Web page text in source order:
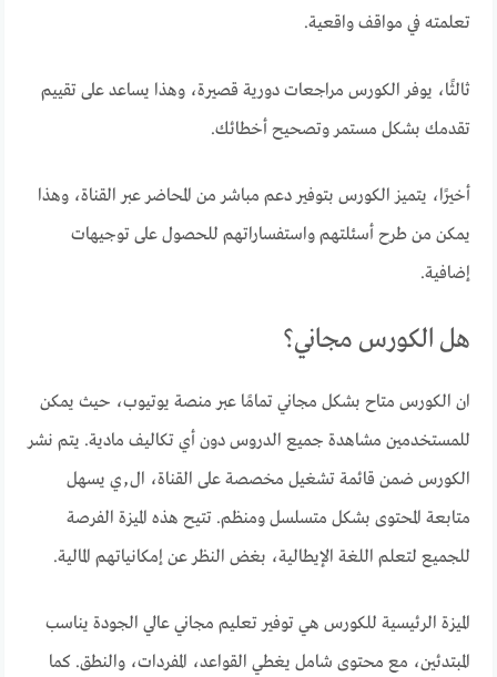
تعلمته في مواقف واقعية.
ثالثًا، يوفر الكورس مراجعات دورية قصيرة، وهذا يساعد على تقييم
تقدمك بشكل مستمر وتصحيح أخطائك.
أخيرًا، يتميز الكورس بتوفير دعم مباشر من المحاضر عبر القناة، وهذا
يمكن من طرح أسئلتهم واستفساراتهم للحصول على توجيهات
إضافية.
هل الكورس مجاني؟
ان الكورس متاح بشكل مجاني تمامًا عبر منصة يوتيوب، حيث يمكن
للمستخدمين مشاهدة جميع الدروس دون أي تكاليف مادية. يتم نشر
الكورس ضمن قائمة تشغيل مخصصة على القناة، ال٫ي يسهل
متابعة المحتوى بشكل متسلسل ومنظم. تتيح هذه الميزة الفرصة
للجميع لتعلم اللغة الإيطالية، بغض النظر عن إمكانياتهم المالية.
الميزة الرئيسية للكورس هي توفير تعليم مجاني عالي الجودة يناسب
المبتدئين، مع محتوى شامل يغطي القواعد، المفردات، والنطق. كما